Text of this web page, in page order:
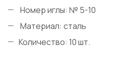
Номер иглы: № 5-10
Материал: сталь
Количество: 10 шт.